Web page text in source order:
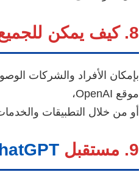
8. كيف يمكن للجميع استخدام
بإمكان الأفراد والشركات
موقع OpenAI،
أو من خلال التطبيقات
9. مستقبل